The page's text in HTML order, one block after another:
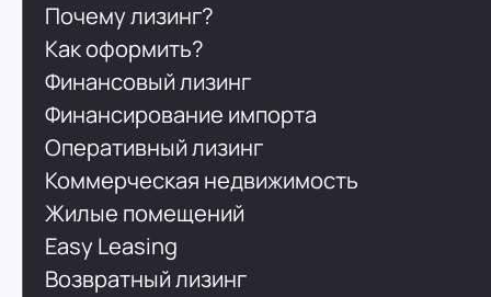
Почему лизинг?
Как оформить?
Финансовый лизинг
Финансирование импорта
Оперативный лизинг
Коммерческая недвижимость
Жилые помещений
Easy Leasing
Возвратный лизинг